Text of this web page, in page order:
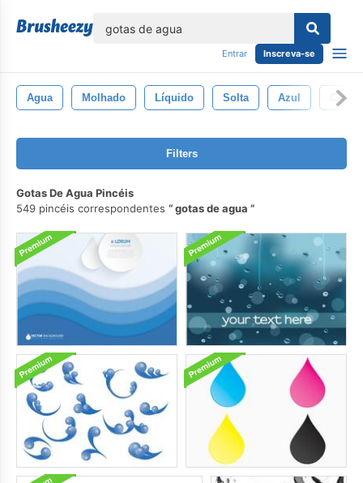
Entrar Inscreva-se
Agua Molhado Líquido Solta Azul Claro
Filters
Gotas De Agua Pincéis
549 pincéis correspondentes
gotas de agua